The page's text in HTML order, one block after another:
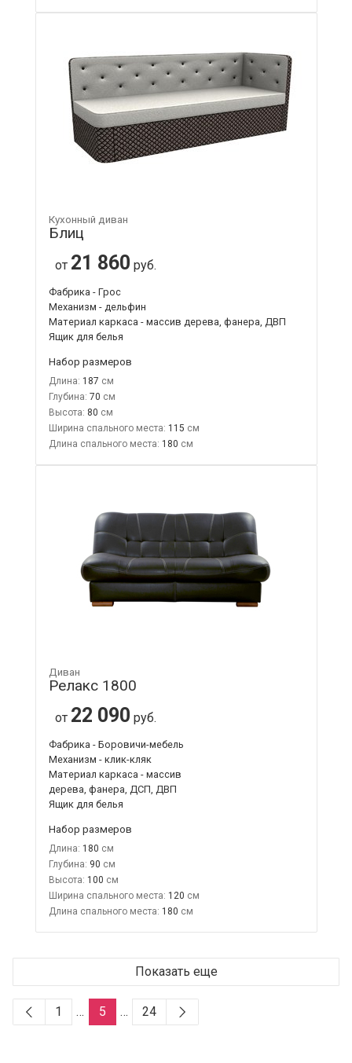
Кухонный диван
Блиц
от 21 860 руб.
Фабрика - Грос
Механизм - дельфин
Материал каркаса - массив дерева, фанера, ДВП
Ящик для белья
Набор размеров
Длина: 187
Глубина: 70
Высота: 80
Ширина спального места: 115
Длина спального места: 180
Диван
Релакс 1800
от 22 090 руб.
Фабрика - Боровичи-мебель
Механизм - клик-кляк
Материал каркаса - массив
дерева, фанера, ДСП, ДВП
Ящик для белья
Набор размеров
Длина: 180
Глубина: 90
Высота: 100
Ширина спального места: 120
Длина спального места: 180
Показать еще
1 … 5 … 24